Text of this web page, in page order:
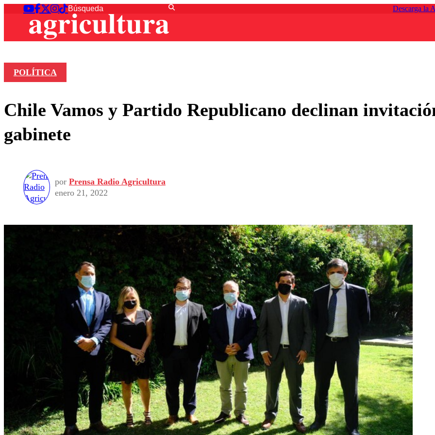
Descarga la
POLÍTICA
Chile Vamos y Partido Republicano declinan
gabinete
por Prensa Radio Agricultura
enero 21, 2022